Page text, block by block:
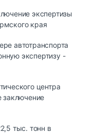
экспертизы
края
автотранспорта
экспертизу -
центра
заключение
тыс. тонн в